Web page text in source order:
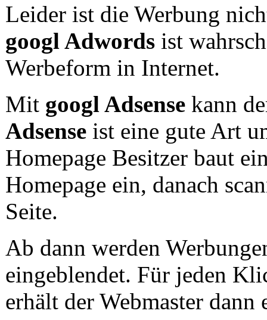
Leider ist die Werbung
googl Adwordsist
Werbeform in Internet.
Mit googl Adsensekann
Adsenseist eine gute Art
Homepage Besitzer baut
Homepage ein, danach
Seite.
Ab dann werden
eingeblendet. Für jeden
erhält der Webmaster